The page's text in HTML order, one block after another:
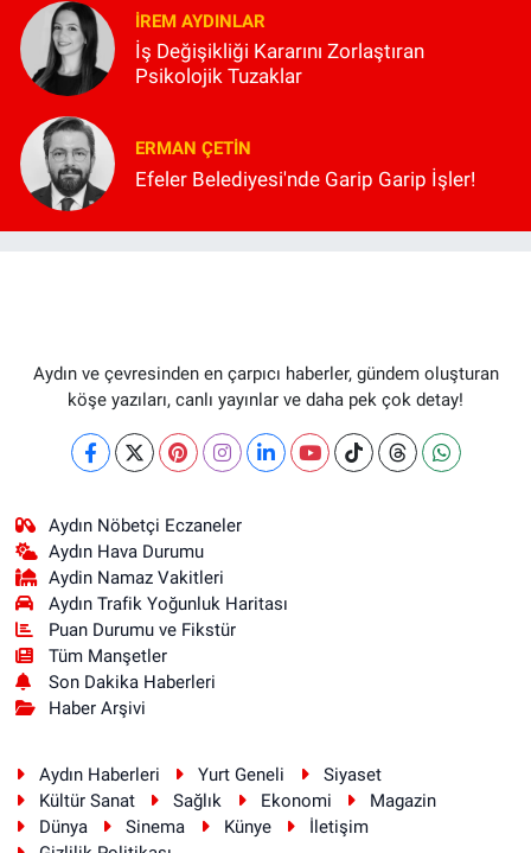
İREM AYDINLAR
İş Değişikliği Kararını Zorlaştıran
Psikolojik Tuzaklar
ERMAN ÇETIN
Efeler Belediyesi'nde Garip Garip İşler!
Aydın ve çevresinden en çarpıcı haberler, gündem oluşturan
köşe yazıları, canlı yayınlar ve daha pek çok detay!
Aydın Nöbetçi Eczaneler
Aydın Hava Durumu
Aydin Namaz Vakitleri
Aydın Trafik Yoğunluk Haritası
Puan Durumu ve Fikstür
Tüm Manşetler
Son Dakika Haberleri
Haber Arşivi
Aydın Haberleri Yurt Geneli
Siyaset
Kültür Sanat
Sağlık Ekonomi
Magazin
Dünya
Sinema Künye
İletişim